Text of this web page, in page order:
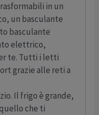
in un
un basculante
basculante
elettrico,
te. Tutti i letti
grazie alle reti a
Il frigo è grande,
che ti